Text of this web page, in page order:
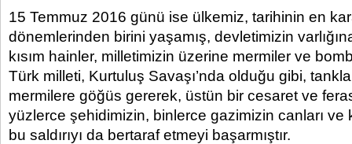
15 Temmuz 2016 günü ise ülkemiz, tarihinin en
dönemlerinden birini yaşamış, devletimizin
kısım hainler, milletimizin üzerine mermiler ve
Türk milleti, Kurtuluş Savaşı’nda olduğu gibi,
mermilere göğüs gererek, üstün bir cesaret ve
yüzlerce şehidimizin, binlerce gazimizin canları ve
bu saldırıyı da bertaraf etmeyi başarmıştır.